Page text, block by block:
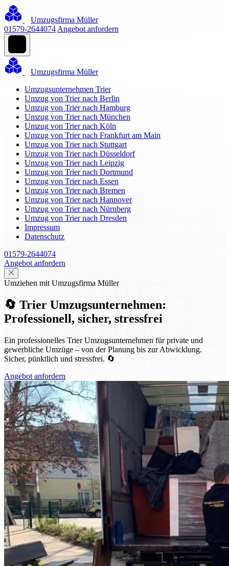
Umzugsfirma Müller
01579-2644074 Angebot anfordern
Umzugsfirma Müller
Umzugsunternehmen Trier
Umzug von Trier nach Berlin
Umzug von Trier nach Hamburg
Umzug von Trier nach München
Umzug von Trier nach Köln
Umzug von Trier nach Frankfurt am Main
Umzug von Trier nach Stuttgart
Umzug von Trier nach Düsseldorf
Umzug von Trier nach Leipzig
Umzug von Trier nach Dortmund
Umzug von Trier nach Essen
Umzug von Trier nach Bremen
Umzug von Trier nach Hannover
Umzug von Trier nach Nürnberg
Umzug von Trier nach Dresden
Impressum
Datenschutz
01579-2644074
Angebot anfordern
Umziehen mit Umzugsfirma Müller
🔄 Trier Umzugsunternehmen:
Professionell, sicher, stressfrei
Ein professionelles Trier Umzugsunternehmen für private und
gewerbliche Umzüge – von der Planung bis zur Abwicklung.
Sicher, pünktlich und stressfrei. 🔄
Angebot anfordern